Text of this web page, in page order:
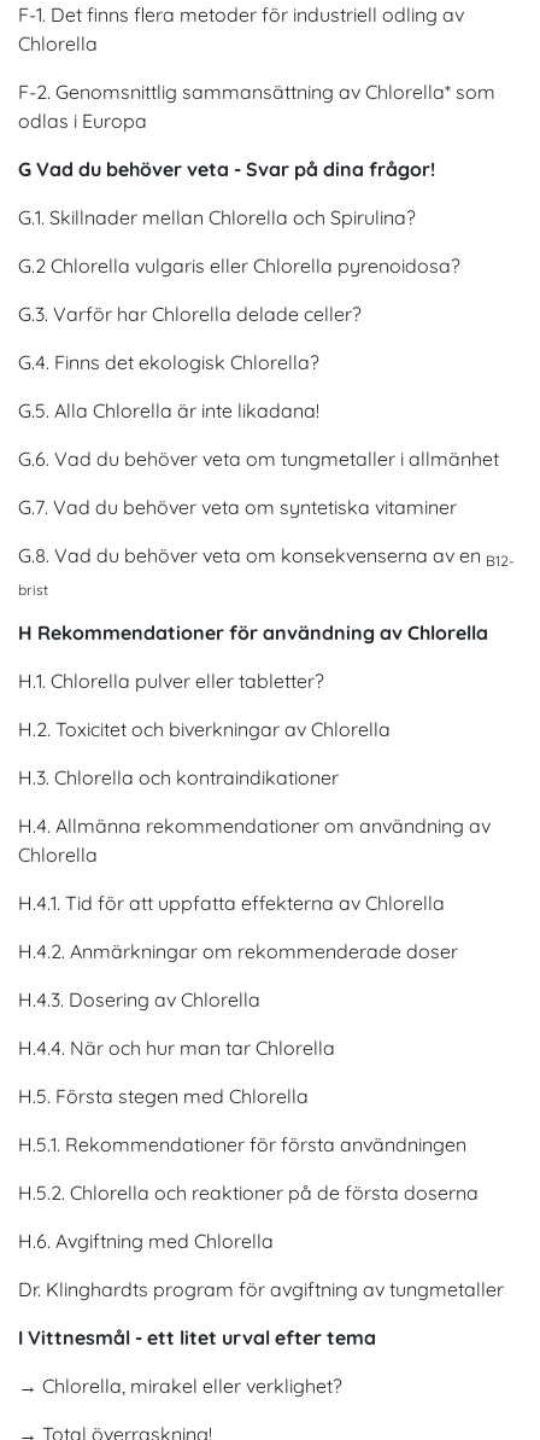
F-1. Det finns flera metoder för industriell odling av
Chlorella
F-2. Genomsnittlig sammansättning av Chlorella* som
odlas i Europa
G Vad du behöver veta - Svar på dina frågor!
G.1. Skillnader mellan Chlorella och Spirulina?
G.2 Chlorella vulgaris eller Chlorella pyrenoidosa?
G.3. Varför har Chlorella delade celler?
G.4. Finns det ekologisk Chlorella?
G.5. Alla Chlorella är inte likadana!
G.6. Vad du behöver veta om tungmetaller i allmänhet
G.7. Vad du behöver veta om syntetiska vitaminer
G.8. Vad du behöver veta om konsekvenserna av en B12-
brist
H Rekommendationer för användning av Chlorella
H.1. Chlorella pulver eller tabletter?
H.2. Toxicitet och biverkningar av Chlorella
H.3. Chlorella och kontraindikationer
H.4. Allmänna rekommendationer om användning av
Chlorella
H.4.1. Tid för att uppfatta effekterna av Chlorella
H.4.2. Anmärkningar om rekommenderade doser
H.4.3. Dosering av Chlorella
H.4.4. När och hur man tar Chlorella
H.5. Första stegen med Chlorella
H.5.1. Rekommendationer för första användningen
H.5.2. Chlorella och reaktioner på de första doserna
H.6. Avgiftning med Chlorella
Dr. Klinghardts program för avgiftning av tungmetaller
I Vittnesmål - ett litet urval efter tema
→ Chlorella, mirakel eller verklighet?
→ Total överraskning!